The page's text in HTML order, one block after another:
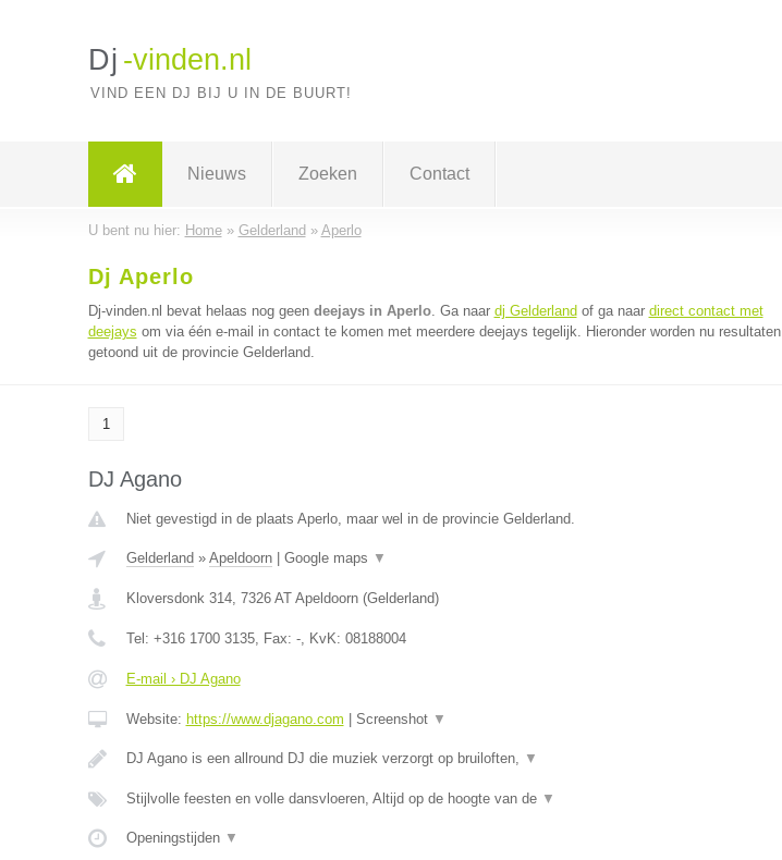
Dj -vinden.nl
VIND EEN DJ BIJ U IN DE BUURT!
Nieuws Zoeken Contact
U bent nu hier: Home» Gelderland » Aperlo
Dj Aperlo
Dj-vinden.nl bevat helaas nog geen deejays in Aperlo. Ga naar dj Gelderland of ga naar direct contact met
deejays om via één e-mail in contact te komen met meerdere deejays tegelijk. Hieronder worden nu resultaten
getoond uit de provincie Gelderland.
1
DJ Agano
Niet gevestigd in de plaats Aperlo, maar wel in de provincie Gelderland.
Gelderland » Apeldoorn| Google maps ▼
Kloversdonk 314, 7326 AT Apeldoorn(Gelderland)
Tel: +316 1700 3135, Fax: -, KvK: 08188004
E-mail › DJ Agano
Website: https://www.djagano.com Screenshot ▼
DJ Agano is een allround DJ die muziek verzorgt op bruiloften, ▼
Stijlvolle feesten en volle dansvloeren, Altijd op de hoogte van de ▼
Openingstijden ▼